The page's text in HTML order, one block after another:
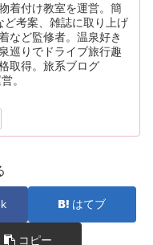
着付け教室を運営。簡
ど考案、雑誌に取り上げ
など監修者。温泉好き
巡りでドライブ旅行趣
取得。旅系ブログ
。
はてブ
コピー